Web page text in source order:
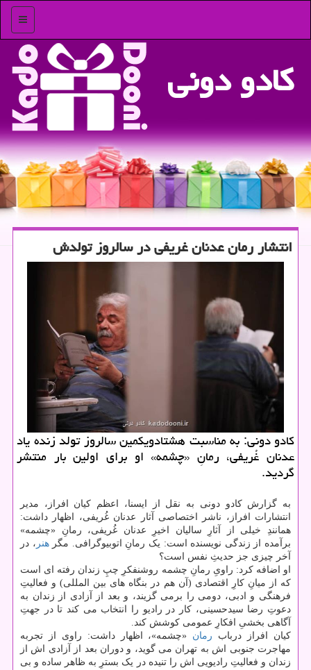
منو
كادو دونی
انتشار رمان عدنان غریفی در سالروز تولدش
کادو دونی: به مناسبت هشتادویکمین سالروز تولد زنده یاد
عدنان غُریفی، رمانِ «چشمه» او برای اولین بار منتشر
گردید.
به گزارش کادو دونی به نقل از ایسنا، اعظم کیان افراز، مدیر
انتشارات افراز، ناشر اختصاصی آثار عدنان غُریفی، اظهار داشت:
همانندِ خیلی از آثارِ سالیان اخیرِ عدنان غُریفی، رمانِ «چشمه»
برآمده از زندگی نویسنده است: یک رمانِ اتوبیوگرافی. مگرهنر ، در
آخر چیزی جز حدیثِ نفس است؟
او اضافه کرد: راویِ رمانِ چشمه روشنفکرِ چپِ زندان رفته ای است
که از میانِ کارِ اقتصادی (آن هم در بنگاه های بین المللی) و فعالیتِ
فرهنگی و ادبی، دومی را برمی گزیند، و بعد از آزادی از زندان به
دعوتِ رضا سیدحسینی، کار در رادیو را انتخاب می کند تا در جهتِ
آگاهی بخشیِ افکارِ عمومی کوشش کند.
کیان افراز درباب رمان «چشمه»، اظهار داشت: راوی از تجربه
مهاجرت جنوبی اش به تهران می گوید، و دوران بعد از آزادی اش از
زندان و فعالیتِ رادیویی اش را تنیده در یک بسترِ به ظاهر ساده و بی